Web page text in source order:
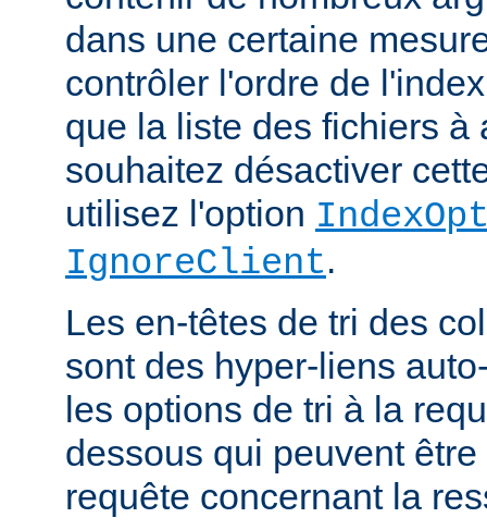
dans une certaine
contrôler l'ordre de
que la liste des fichiers à
souhaitez désactiver
utilisez l'option
IgnoreClient.
Les en-têtes de tri des
sont des hyper-liens
les options de tri à la
dessous qui peuvent
requête concernant la